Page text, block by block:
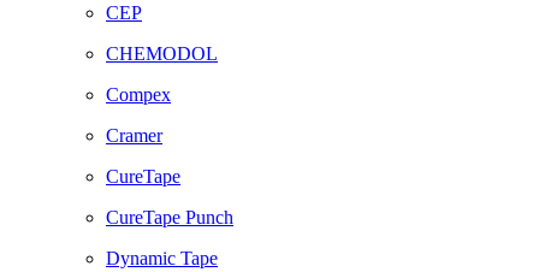
CEP
CHEMODOL
Compex
Cramer
CureTape
CureTape Punch
Dynamic Tape